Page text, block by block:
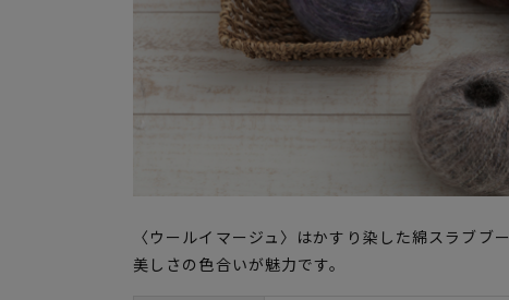
〈ウールイマージュ〉はかすり染した綿スラブ
美しさの色合いが魅力です。